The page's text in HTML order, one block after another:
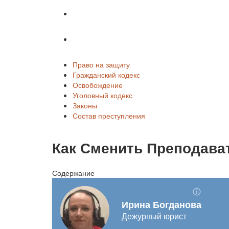
Право на защиту
Гражданский кодекс
Освобождение
Уголовный кодекс
Законы
Состав преступления
Как Сменить
Содержание